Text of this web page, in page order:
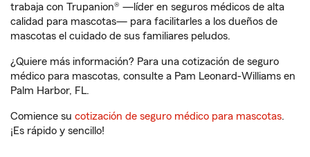
trabaja con Trupanion® —líder en seguros médicos de alta
calidad para mascotas— para facilitarles a los dueños de
mascotas el cuidado de sus familiares peludos.
¿Quiere más información? Para una cotización de seguro
médico para mascotas, consulte a Pam Leonard-Williams en
Palm Harbor, FL.
Comience su cotización de seguro médico para mascotas.
¡Es rápido y sencillo!